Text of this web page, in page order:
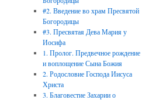
#2. Введение во храм Пресвятой
Богородицы
#3. Пресвятая Дева Мария у
Иосифа
1. Пролог. Предвечное рождение
и воплощение Сына Божия
2. Родословие Господа Иисуса
Христа
3. Благовестие Захарии о